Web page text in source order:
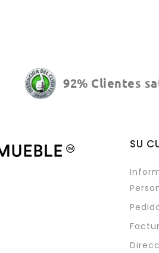
92% Clientes
SU